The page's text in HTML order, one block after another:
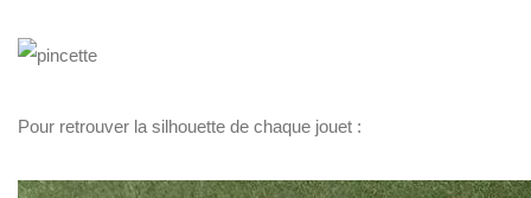
Pour retrouver la silhouette de chaque jouet :